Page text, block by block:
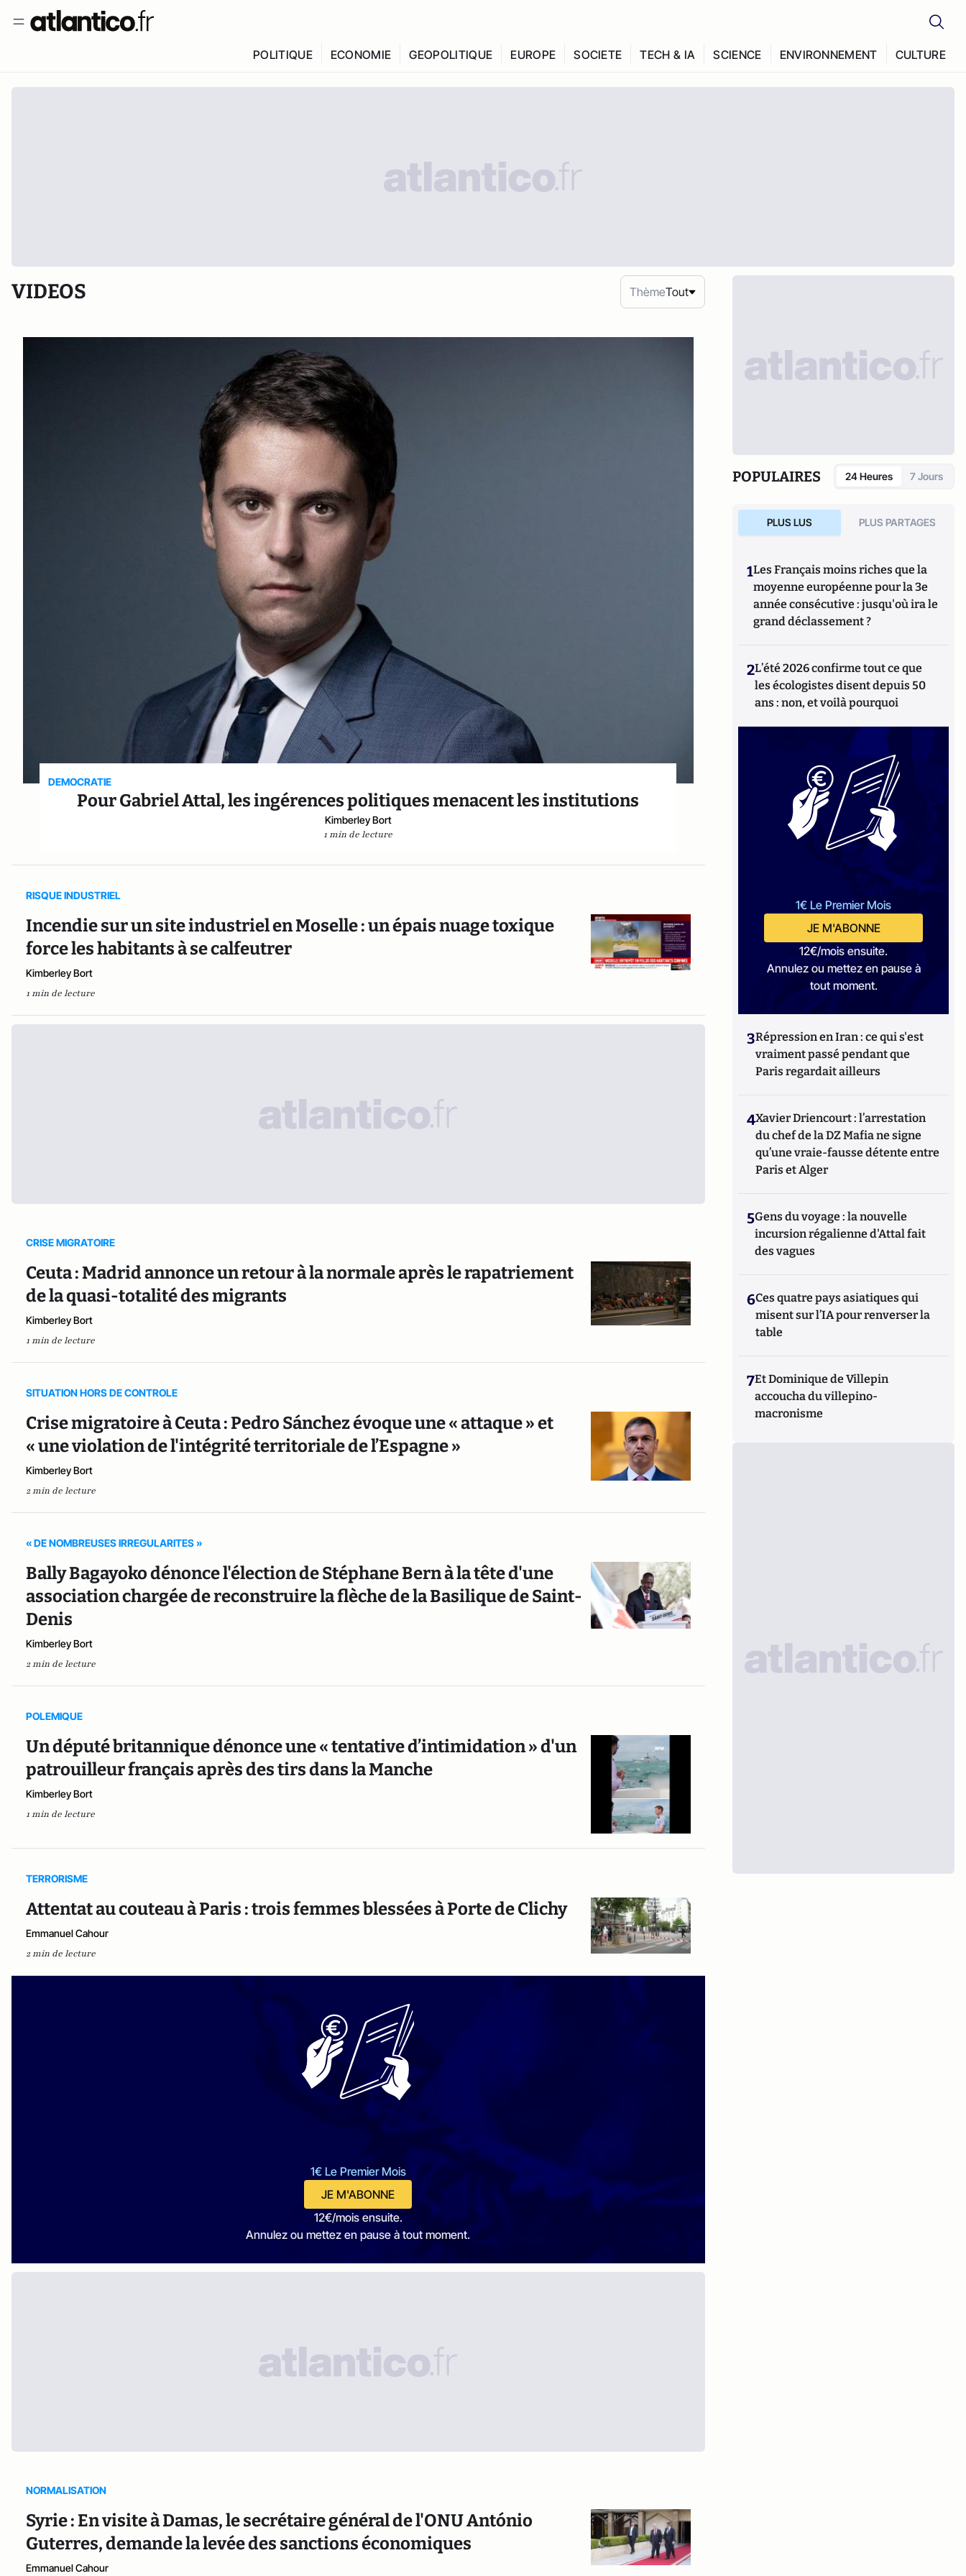
POLITIQUE ECONOMIE GEOPOLITIQUE EUROPE SOCIETE TECH & IA SCIENCE ENVIRONNEMENT CULTURE
VIDEOS ThèmeTout
DEMOCRATIE
Pour Gabriel Attal, les ingérences politiques menacent les institutions
Kimberley Bort
1 min de lecture
RISQUE INDUSTRIEL
Incendie sur un site industriel en Moselle : un épais nuage toxique
force les habitants à se calfeutrer
Kimberley Bort
1 min de lecture
CRISE MIGRATOIRE
Ceuta : Madrid annonce un retour à la normale après le rapatriement
de la quasi-totalité des migrants
Kimberley Bort
1 min de lecture
SITUATION HORS DE CONTROLE
Crise migratoire à Ceuta : Pedro Sánchez évoque une « attaque » et
« une violation de l'intégrité territoriale de l’Espagne »
Kimberley Bort
2 min de lecture
« DE NOMBREUSES IRREGULARITES »
Bally Bagayoko dénonce l'élection de Stéphane Bern à la tête d'une
association chargée de reconstruire la flèche de la Basilique de Saint-
Denis
Kimberley Bort
2 min de lecture
POLEMIQUE
Un député britannique dénonce une « tentative d’intimidation » d'un
patrouilleur français après des tirs dans la Manche
Kimberley Bort
1 min de lecture
TERRORISME
Attentat au couteau à Paris : trois femmes blessées à Porte de Clichy
Emmanuel Cahour
2 min de lecture
1€ Le Premier Mois
JE M'ABONNE
12€/mois ensuite.
Annulez ou mettez en pause à tout moment.
NORMALISATION
Syrie : En visite à Damas, le secrétaire général de l'ONU António
Guterres, demande la levée des sanctions économiques
Emmanuel Cahour
POPULAIRES 24 Heures 7 Jours
PLUS LUS PLUS PARTAGES
1Les Français moins riches que la
moyenne européenne pour la 3e
année consécutive : jusqu'où ira le
grand déclassement ?
2L’été 2026 confirme tout ce que
les écologistes disent depuis 50
ans : non, et voilà pourquoi
1€ Le Premier Mois
JE M'ABONNE
12€/mois ensuite.
Annulez ou mettez en pause à
tout moment.
3Répression en Iran : ce qui s'est
vraiment passé pendant que
Paris regardait ailleurs
4Xavier Driencourt : l’arrestation
du chef de la DZ Mafia ne signe
qu’une vraie-fausse détente entre
Paris et Alger
5Gens du voyage : la nouvelle
incursion régalienne d'Attal fait
des vagues
6Ces quatre pays asiatiques qui
misent sur l’IA pour renverser la
table
7Et Dominique de Villepin
accoucha du villepino-
macronisme